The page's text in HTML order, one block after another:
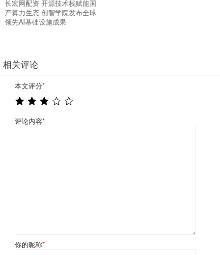
长宏网配资 开源技术栈赋能国
产算力生态 创智学院发布全球
领先AI基础设施成果
相关评论
本文评分*
评论内容*
你的昵称*